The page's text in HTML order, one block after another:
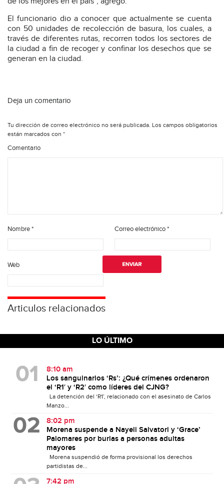
El funcionario dio a conocer que actualmente se cuenta
con 50 unidades de recolección de basura, los cuales, a
través de diferentes rutas, recorren todos los sectores de
la ciudad a fin de recoger y confinar los desechos que se
generan en la ciudad.
Deja un comentario
Tu dirección de correo electrónico no será publicada. Los campos obligatorios
están marcados con *
Comentario
Nombre* Correo electrónico*
Web
Articulos relacionados
LO ÚLTIMO
8:10 am
Los sanguinarios ‘Rs’: ¿Qué crímenes ordenaron
el ‘R1′ y ‘R2′ como líderes del CJNG?
La detención del ‘R1’, relacionado con el asesinato de Carlos
Manzo...
8:02 pm
Morena suspende a Nayeli Salvatori y ‘Grace’
Palomares por burlas a personas adultas
mayores
Morena suspendió de forma provisional los derechos
partidistas de...
7:42 pm